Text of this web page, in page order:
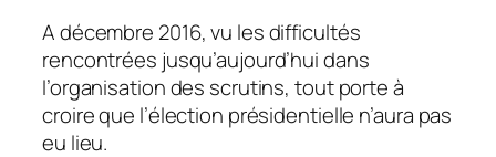
A décembre 2016, vu les difficultés
rencontrées jusqu’aujourd’hui dans
l’organisation des scrutins, tout porte à
croire que l’élection présidentielle n’aura pas
eu lieu.